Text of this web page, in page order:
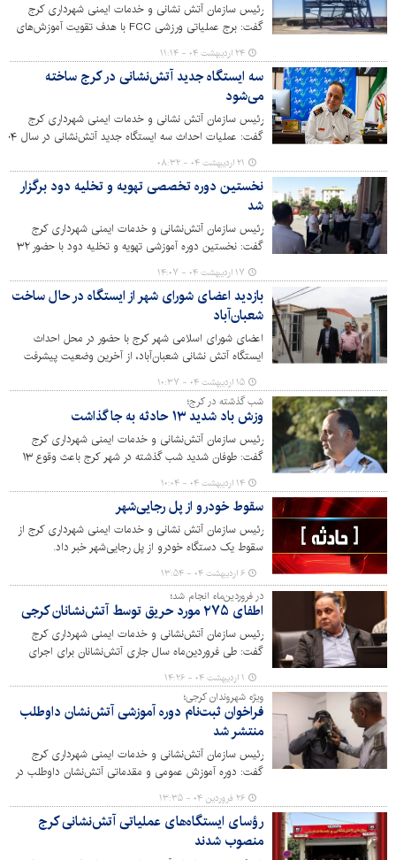
رئیس سازمان آتش نشانی و خدمات ایمنی شهرداری کرج
گفت: برج عملیاتی ورزشی FCC با هدف تقویت آموزش‌های
عملیاتی در مدت زمانی کمتر از سه ماه ساخته شد.
۲۴ اردیبهشت ۰۴ - ۱۱:۱۴
سه‌ ایستگاه جدید آتش‌نشانی در کرج ساخته
می‌شود
رئیس سازمان آتش نشانی و خدمات ایمنی شهرداری کرج
گفت: عملیات احداث سه‌ ایستگاه جدید
آغاز می‌شود.
۲۱ اردیبهشت ۰۴ - ۰۸:۳۲
نخستین دوره تخصصی تهویه و تخلیه دود برگزار
شد
رئیس سازمان آتش‌نشانی و خدمات ایمنی شهرداری کرج
گفت: نخستین دوره آموزشی تهویه و تخلیه دود با حضور ۳۲
نفر از نیروهای عملیاتی منطقه ۱ آتش‌نشانی کرج برگزار شد.
۱۷ اردیبهشت ۰۴ - ۱۴:۰۷
بازدید اعضای شورای شهر از ایستگاه در حال ساخت
شعبان‌آباد
اعضای شورای اسلامی شهر کرج با حضور در محل احداث‌
ایستگاه آتش نشانی شعبان‌آباد، از آخرین وضعیت پیشرفت
فیزیکی این پروژه شهری بازدید کردند.
۱۵ اردیبهشت ۰۴ - ۱۰:۳۷
شب گذشته در کرج؛
وزش باد شدید ۱۳ حادثه به جا گذاشت
رئیس سازمان آتش‌نشانی و خدمات ایمنی شهرداری کرج
گفت: طوفان شدید شب گذشته در شهر کرج باعث وقوع ۱۳
حادثه مختلف شد.
۱۴ اردیبهشت ۰۴ - ۱۰:۰۴
سقوط خودرو از پل رجایی‌شهر
رئیس سازمان آتش نشانی و خدمات ایمنی شهرداری کرج از
سقوط یک دستگاه خودرو از پل رجایی‌شهر خبر داد.
۶ اردیبهشت ۰۴ - ۱۳:۵۴
در فروردین‌ماه انجام شد؛
اطفای ۲۷۵ مورد حریق توسط آتش‌نشانان کرجی
رئیس سازمان آتش‌نشانی و خدمات ایمنی شهرداری کرج
گفت: طی فروردین‌ماه سال جاری آتش‌نشانان برای اجرای
ماموریت در ۲۷۵ مورد حریق و ۶۸۲ مورد حادثه اعزام شدند.
۱ اردیبهشت ۰۴ - ۱۴:۲۶
ویژه شهروندان کرجی؛
فراخوان ثبت‌نام دوره آموزشی آتش‌نشان داوطلب
منتشر شد
رئیس سازمان آتش‌نشانی و خدمات ایمنی شهرداری کرج
گفت: دوره آموزش عمومی و مقدماتی آتش‌نشان داوطلب در
سازمان آتش‌نشانی کرج به صورت رایگان برگزار می‌شود.
۲۶ فروردین ۰۴ - ۱۳:۳۵
رؤسای ایستگاه‌های عملیاتی آتش‌نشانی کرج
منصوب شدند